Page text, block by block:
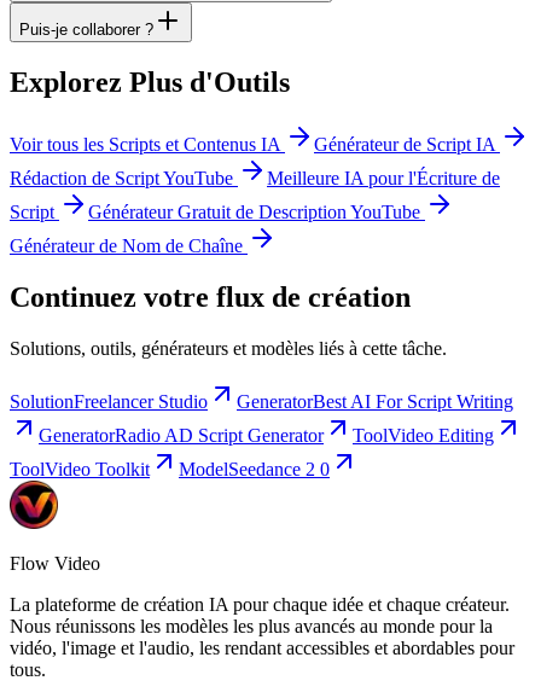
Puis-je collaborer ?
Explorez Plus d'Outils
Voir tous les Scripts et Contenus IA
Générateur de Script IA
Rédaction de Script YouTube
Meilleure IA pour l'Écriture de
Script
Générateur Gratuit de Description YouTube
Générateur de Nom de Chaîne
Continuez votre flux de création
Solutions, outils, générateurs et modèles liés à cette tâche.
SolutionFreelancer Studio GeneratorBest AI For Script Writing
GeneratorRadio AD Script Generator ToolVideo Editing
ToolVideo Toolkit ModelSeedance 2 0
Flow Video
La plateforme de création IA pour chaque idée et chaque créateur.
Nous réunissons les modèles les plus avancés au monde pour la
vidéo, l'image et l'audio, les rendant accessibles et abordables pour
tous.